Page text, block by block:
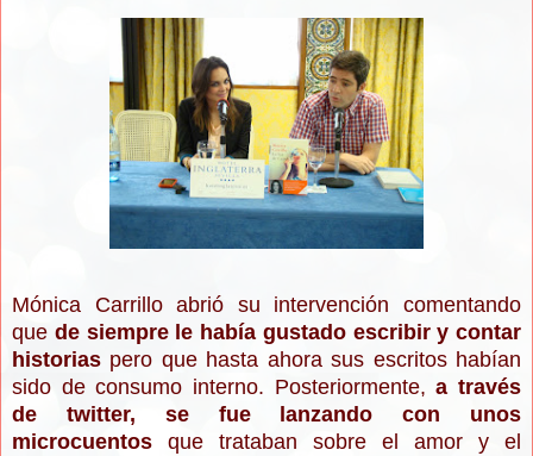
Mónica Carrillo abrió su intervención comentando
que de siempre le había gustado escribir y contar
historias pero que hasta ahora sus escritos habían
sido de consumo interno. Posteriormente,a través
de twitter, se fue lanzando con unos
microcuentos que trataban sobre el amor y el